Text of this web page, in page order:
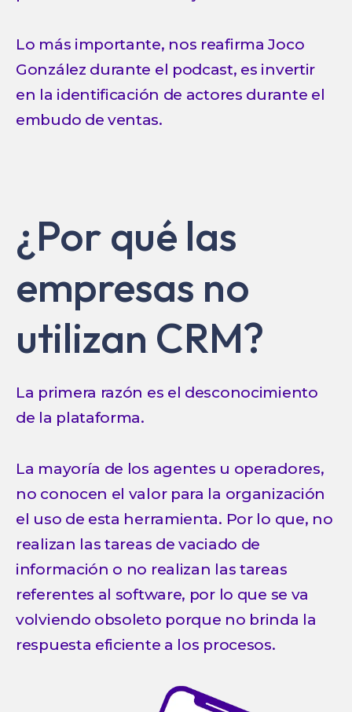
Lo más importante, nos reafirma Joco
González durante el podcast, es invertir
en la identificación de actores durante el
embudo de ventas.
¿Por qué las
empresas no
utilizan CRM?
La primera razón es el desconocimiento
de la plataforma.
La mayoría de los agentes u operadores,
no conocen el valor para la organización
el uso de esta herramienta. Por lo que, no
realizan las tareas de vaciado de
información o no realizan las tareas
referentes al software, por lo que se va
volviendo obsoleto porque no brinda la
respuesta eficiente a los procesos.